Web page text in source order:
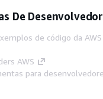
De Desenvolvedor
de código da AWS
AWS
para